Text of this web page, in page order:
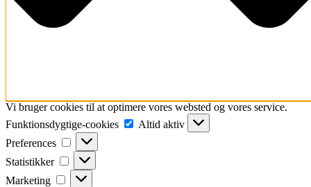
Vi bruger cookies til at optimere vores websted og vores service.
Funktionsdygtige-cookies
Funktionsdygtige-
cookies
Altid aktiv
Preferences
Preferences
Statistikker Statistikker
Marketing Marketing